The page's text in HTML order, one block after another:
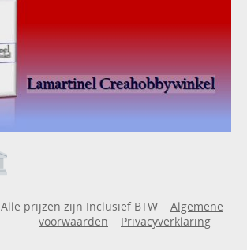
Alle prijzen zijn Inclusief BTW
Algemene
voorwaarden
Privacyverklaring